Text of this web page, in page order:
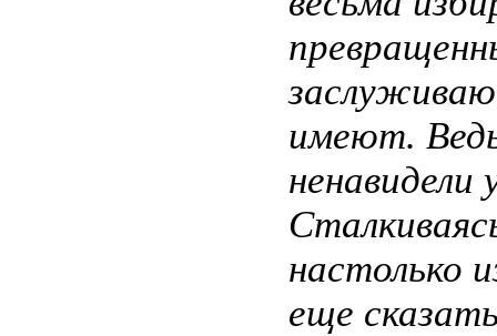
имеют.
ненавидели
настолько
еще